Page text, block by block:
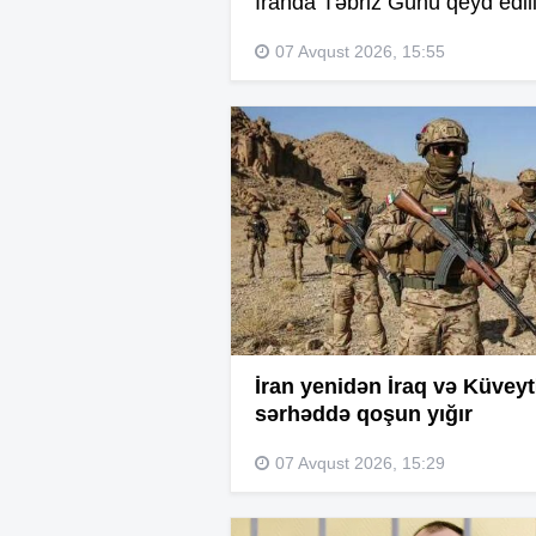
07 Avqust 2026, 15:55
İran yenidən İraq və
sərhəddə qoşun yığır
07 Avqust 2026, 15:29